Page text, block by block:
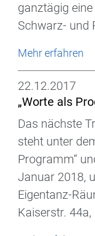
ganztägig
Schwarz- und
Mehr erfahren
22.12.2017
„Worte als
Das nächste
steht unter
Programm“
Januar 2018,
Eigentanz-
Kaiserstr.